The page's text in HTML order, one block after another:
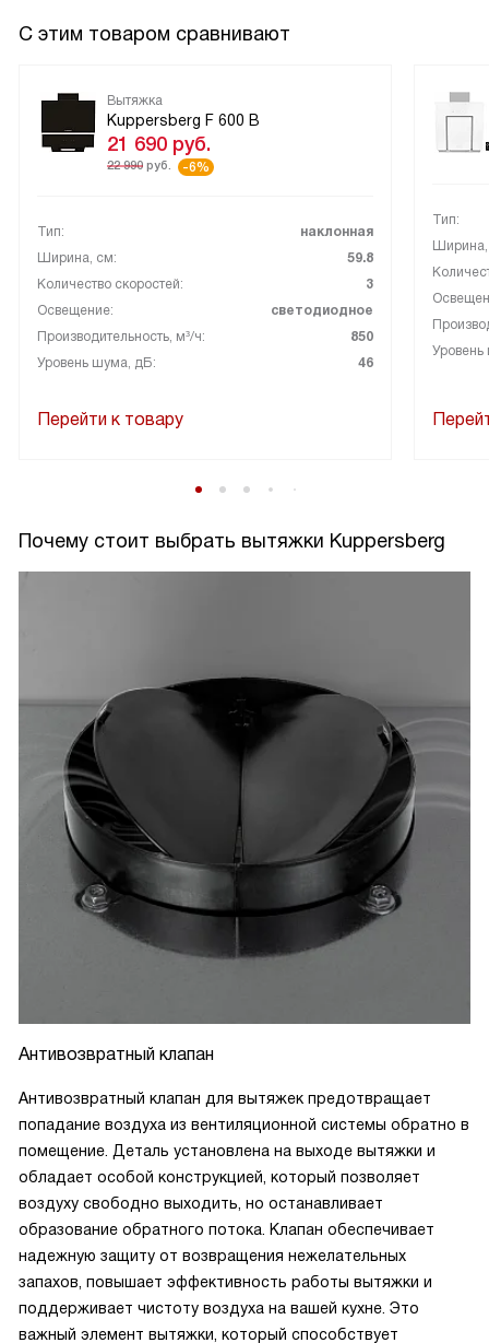
С этим товаром сравнивают
Вытяжка
Kuppersberg F 600 B
21 690 руб.
22 990 руб. -6%
Тип:
наклонная
Ширина, см:
59.8
Количество скоростей:
3
Освещение:
светодиодное
Производительность, м³/ч:
850
Уровень шума, дБ:
46
Перейти к товару
Тип:
Почему стоит выбрать вытяжки Kuppersberg
Антивозвратный клапан
Антивозвратный клапан для вытяжек предотвращает
попадание воздуха из вентиляционной системы обратно в
помещение. Деталь установлена на выходе вытяжки и
обладает особой конструкцией, который позволяет
воздуху свободно выходить, но останавливает
образование обратного потока. Клапан обеспечивает
надежную защиту от возвращения нежелательных
запахов, повышает эффективность работы вытяжки и
поддерживает чистоту воздуха на вашей кухне. Это
важный элемент вытяжки, который способствует